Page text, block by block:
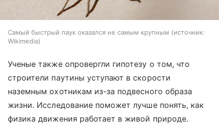
Самый быстрый паук оказался не самым крупным
источник:
Wikimedia
Ученые также опровергли гипотезу о том, что
строители паутины уступают в скорости
наземным охотникам из-за подвесного образа
жизни. Исследование поможет лучше понять, как
физика движения работает в живой природе.